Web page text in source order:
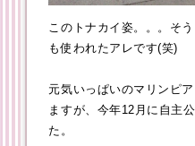
このトナカイ姿。。。そ
も使われたアレです(笑)
元気いっぱいのマリンピ
ますが、今年12月に自主
た。